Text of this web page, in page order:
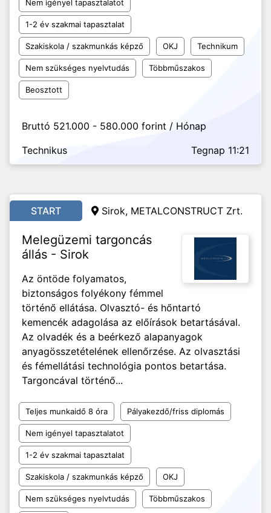
Nem igényel tapasztalatot
1-2 év szakmai tapasztalat
Szakiskola / szakmunkás képző OKJ Technikum
Nem szükséges nyelvtudás Többműszakos
Beosztott
Bruttó 521.000 - 580.000 forint / Hónap
Technikus
Tegnap 11:21
START Sirok, METALCONSTRUCT Zrt.
Melegüzemi targoncás
állás - Sirok
Az öntöde folyamatos,
biztonságos folyékony fémmel
történő ellátása. Olvasztó- és hőntartó
kemencék adagolása az előírások betartásával.
Az olvadék és a beérkező alapanyagok
anyagösszetételének ellenőrzése. Az olvasztási
és fémellátási technológia pontos betartása.
Targoncával történő...
Teljes munkaidő 8 óra Pályakezdő/friss diplomás
Nem igényel tapasztalatot
1-2 év szakmai tapasztalat
Szakiskola / szakmunkás képző OKJ
Nem szükséges nyelvtudás Többműszakos